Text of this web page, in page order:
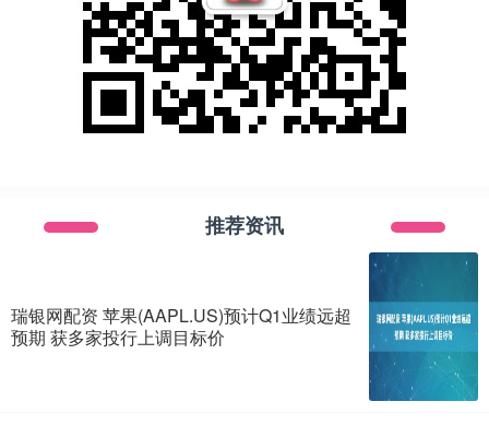
推荐资讯
瑞银网配资 苹果(AAPL.US)预计Q1业绩远超
预期 获多家投行上调目标价